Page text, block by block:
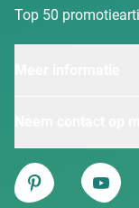
Top 50
Van Heijster
Pinterest